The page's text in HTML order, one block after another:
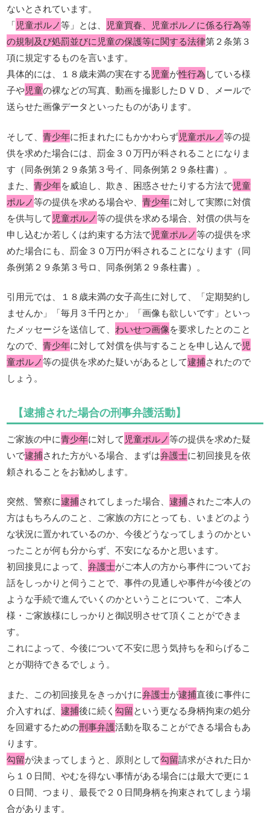
ないとされています。
「児童ポルノ等」とは、
児童買春、児童ポルノに係る行為等
の規制及び処罰並びに児童の保護等に関する法律第２条第３
項に規定するものを言います。
具体的には、１８歳未満の実在する 児童が性行為している様
子や児童の裸などの写真、動画を撮影したＤＶＤ、メールで
送らせた画像データといったものがあります。
そして、青少年に拒まれたにもかかわらず児童ポルノ等の提
供を求めた場合には、罰金３０万円が科されることになりま
す（同条例第２９条第３号イ、同条例第２９条柱書）。
また、青少年を威迫し、欺き、困惑させたりする方法で児童
ポルノ等の提供を求める場合や、青少年に対して実際に対償
を供与して 児童ポルノ等の提供を求める場合、対償の供与を
申し込むか若しくは約束する方法で児童ポルノ等の提供を求
めた場合にも、罰金３０万円が科されることになります（同
条例第２９条第３号ロ、同条例第２９条柱書）。
引用元では、１８歳未満の女子高生に対して、「定期契約し
ませんか」「毎月３千円とか」「画像も欲しいです」といっ
たメッセージを送信して、わいせつ画像を要求したとのこと
なので、青少年に対して対償を供与することを申し込んで児
童ポルノ等の提供を求めた疑いがあるとして逮捕されたので
しょう。
【逮捕された場合の刑事弁護活動】
ご家族の中に青少年に対して 児童ポルノ等の提供を求めた疑
いで逮捕された方がいる場合、まずは弁護士に初回接見を依
頼されることをお勧めします。
突然、警察に逮捕されてしまった場合、逮捕されたご本人の
方はもちろんのこと、ご家族の方にとっても、いまどのよう
な状況に置かれているのか、今後どうなってしまうのかとい
ったことが何も分からず、不安になるかと思います。
初回接見によって、弁護士がご本人の方から事件についてお
話をしっかりと伺うことで、事件の見通しや事件が今後どの
ような手続で進んでいくのかということについて、ご本人
様・ご家族様にしっかりと御説明させて頂くことができま
す。
これによって、今後について不安に思う気持ちを和らげるこ
とが期待できるでしょう。
また、この初回接見をきっかけに弁護士が逮捕直後に事件に
介入すれば、逮捕後に続く勾留という更なる身柄拘束の処分
を回避するための刑事弁護活動を取ることができる場合もあ
ります。
勾留が決まってしまうと、原則として勾留請求がされた日か
ら１０日間、やむを得ない事情がある場合には最大で更に１
０日間、つまり、最長で２０日間身柄を拘束されてしまう場
合があります。